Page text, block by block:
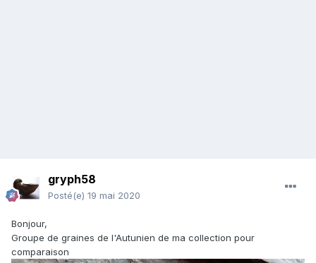
gryph58
Posté(e) 19 mai 2020
Bonjour,
Groupe de graines de l'Autunien de ma collection pour
comparaison